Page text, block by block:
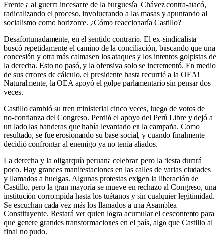
Frente a al guerra incesante de la burguesía, Chávez contra-atacó,
radicalizando el proceso, involucrando a las masas y apuntando al
socialismo como horizonte. ¿Cómo reaccionaría Castillo?
Desafortunadamente, en el sentido contrario. El ex-sindicalista
buscó repetidamente el camino de la conciliación, buscando que una
concesión y otra más calmasen los ataques y los intentos golpistas de
la derecha. Esto no pasó, y la ofensiva solo se incrementó. En medio
de sus errores de cálculo, el presidente hasta recurrió a la OEA!
Naturalmente, la OEA apoyó el golpe parlamentario sin pensar dos
veces.
Castillo cambió su tren ministerial cinco veces, luego de votos de
no-confianza del Congreso. Perdió el apoyo del Perú Libre y dejó a
un lado las banderas que había levantado en la campaña. Como
resultado, se fue erosionando su base social, y cuando finalmente
decidió confrontar al enemigo ya no tenía aliados.
La derecha y la oligarquía peruana celebran pero la fiesta durará
poco. Hay grandes manifestaciones en las calles de varias ciudades
y llamados a huelgas. Algunas protestas exigen la liberación de
Castillo, pero la gran mayoría se mueve en rechazo al Congreso, una
institución corrompida hasta los tuétanos y sin cualquier legitimidad.
Se escuchan cada vez más los llamados a una Asamblea
Constituyente. Restará ver quien logra acumular el descontento para
que genere grandes transformaciones en el país, algo que Castillo al
final no pudo.